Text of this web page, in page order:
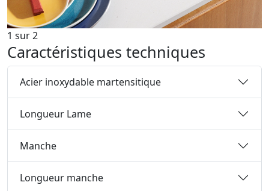
1 sur2
Caractéristiques techniques
Acier inoxydable martensitique
Longueur Lame
Manche
Longueur manche